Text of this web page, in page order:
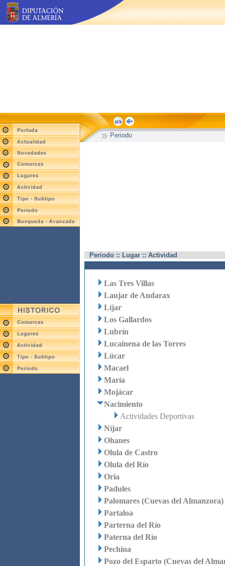
Periodo
Periodo :: Lugar :: Actividad
Las Tres Villas
Laujar de Andarax
Líjar
Los Gallardos
Lubrín
Lucainena de las Torres
Lúcar
Macael
María
Mojácar
Nacimiento
Actividades Deportivas
Níjar
Ohanes
Olula de Castro
Olula del Río
Oria
Padules
Palomares (Cuevas del Almanzora)
Partaloa
Parterna del Río
Paterna del Río
Pechina
Pozo del Esparto (Cuevas del